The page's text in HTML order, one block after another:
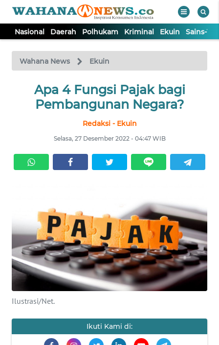
Nasional Daerah Polhukam Kriminal Ekuin Sains-
Wahana News Ekuin
Apa 4 Fungsi Pajak bagi
Pembangunan Negara?
Redaksi - Ekuin
Selasa, 27 Desember 2022 - 04:47 WIB
Ilustrasi/Net.
Ikuti Kami di:
TV
Tutup
NASIONAL
KRIMINAL
SAINS-TEKNO
KESEHATAN
INTERNASIONAL
SERBA-SERBI
PENDIDIKAN